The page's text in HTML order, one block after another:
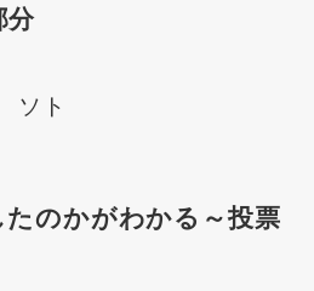
分
ソト
のかがわかる～投票